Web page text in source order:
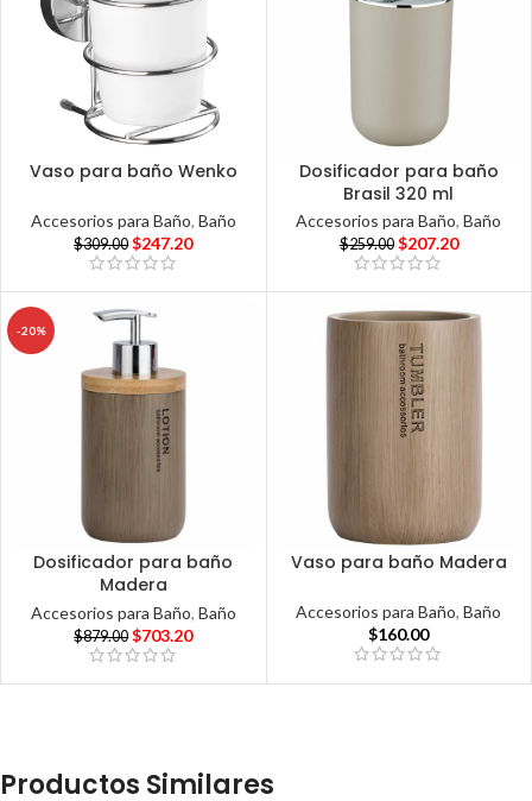
Vaso para baño Wenko
Accesorios para Baño, Baño
$309.00 $247.20
Dosificador para baño
Brasil 320 ml
Accesorios para Baño,Baño
$259.00 $207.20
-20%
Dosificador para baño
Madera
Accesorios para Baño, Baño
$879.00 $703.20
Vaso para baño Madera
Accesorios para Baño,Baño
$160.00
Productos Similares